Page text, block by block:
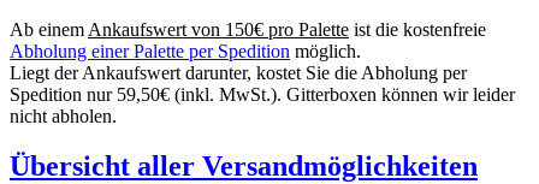
Ab einem Ankaufswert von 150€ pro Palette ist die kostenfreie
Abholung einer Palette per Spedition möglich.
Liegt der Ankaufswert darunter, kostet Sie die Abholung per
Spedition nur 59,50€ (inkl. MwSt.). Gitterboxen können wir leider
nicht abholen.
Übersicht aller Versandmöglichkeiten